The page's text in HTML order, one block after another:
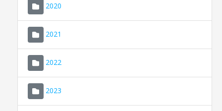
2020
2021
2022
2023